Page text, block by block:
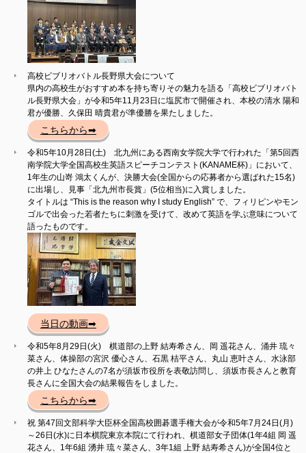
高校ビブリオバトル長野県大会について
県内の高校生がおすすめ本を持ち寄りその魅力を語る「高校ビブリオバト
ル長野県大会」が令和5年11月23日に塩尻市で開催され、本校の清水 陽和
君が優勝、久保田 晴貴君が準優勝を果たしました。
こちらから➡
令和5年10月28日(土) 北九州にある西南女学院大学で行われた「第5回西
南学院大学全国高校生英語スピーチコンテスト(KANAME杯)」において、
1年生の山嵜 鴻太くんが、決勝大会(全国からの応募者から選ばれた15名)
に出場し、見事「北九州市長賞」(5位相当)に入賞しました。
タイトルは “This is the reason why I study English” で、フィリピンやモン
ゴルで出会った若者たちに刺激を受けて、改めて英語を学ぶ意味について
語ったものです。
当日の動画➡
令和5年8月29日(火) 棋道部の上野 結寿希さん、岡 遥花さん、涌井 琉々
菜さん、体操部の宮沢 優心さん、石黒 桔平さん、丸山 恵叶さん、水泳部
の井上 ひなたさんの7名が須坂市役所を表敬訪問し、須坂市長さんと教育
長さんに全国大会の結果報告をしました。
こちらから➡
祝 第47回文部科学大臣杯全国高校囲碁選手権大会が令和5年7月24日(月)
～26日(水)に日本棋院東京本院にて行われ、棋道部女子団体(1年4組 岡 遥
花さん、1年6組 湧井 琉々菜さん、3年1組 上野 結寿希さん)が全国4位と